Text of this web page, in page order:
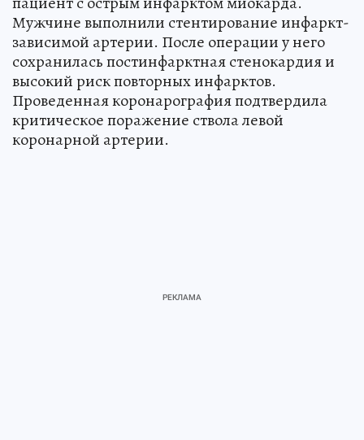
Мужчине выполнили стентирование инфаркт-
зависимой артерии. После операции у него
сохранилась постинфарктная стенокардия и
высокий риск повторных инфарктов.
Проведенная коронарография подтвердила
критическое поражение ствола левой
коронарной артерии.